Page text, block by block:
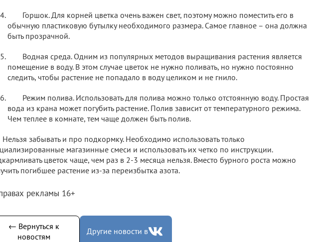
Горшок. Для корней цветка очень важен свет, поэтому можно поместить его в
обычную пластиковую бутылку необходимого размера. Самое главное – она должна
быть прозрачной.
Водная среда. Одним из популярных методов выращивания растения является
помещение в воду. В этом случае цветок не нужно поливать, но нужно постоянно
следить, чтобы растение не попадало в воду целиком и не гнило.
Режим полива. Использовать для полива можно только отстоянную воду. Простая
вода из крана может погубить растение. Полив зависит от температурного режима.
Чем теплее в комнате, тем чаще должен быть полив.
Нельзя забывать и про подкормку. Необходимо использовать только
магазинные смеси и использовать их четко по инструкции.
цветок чаще, чем раз в 2-3 месяца нельзя. Вместо бурного роста можно
погибшее растение из-за переизбытка азота.
рекламы 16+
← Вернуться к
новостям
Другие новости в